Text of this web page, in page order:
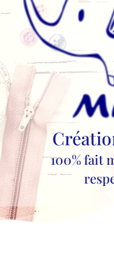
100% fait